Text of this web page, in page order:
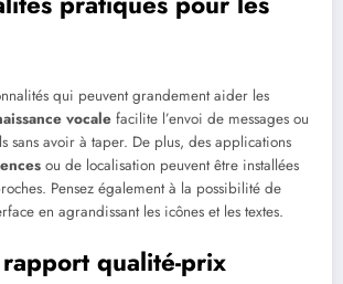
qui peuvent grandement aider les
vocale facilite l’envoi de messages ou
sans avoir à taper. De plus, des applications
ou de localisation peuvent être installées
Pensez également à la possibilité de
en agrandissant les icônes et les textes.
qualité-prix